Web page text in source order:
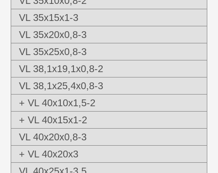
VL 35x15x1-3
VL 35x20x0,8-3
VL 35x25x0,8-3
VL 38,1x19,1x0,8-2
VL 38,1x25,4x0,8-3
+ VL 40x10x1,5-2
+ VL 40x15x1-2
VL 40x20x0,8-3
+ VL 40x20x3